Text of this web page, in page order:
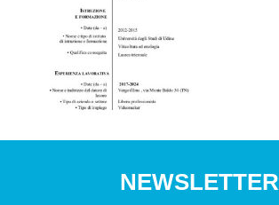
NEWSLETTER